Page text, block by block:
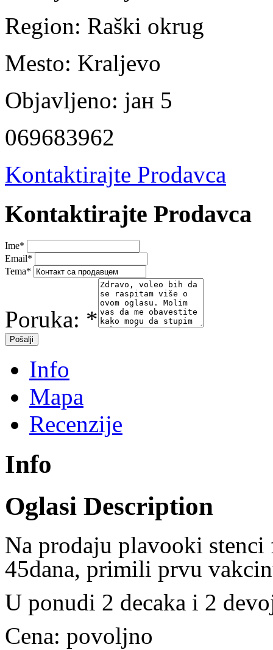
Region: Raški okrug
Mesto: Kraljevo
Objavljeno: јан 5
069683962
Kontaktirajte Prodavca
Kontaktirajte Prodavca
Ime*
Email*
Tema*
Poruka: *
Info
Mapa
Recenzije
Info
Oglasi Description
Na prodaju plavooki
45dana, primili prvu
U ponudi 2 decaka i 2
Cena: povoljno